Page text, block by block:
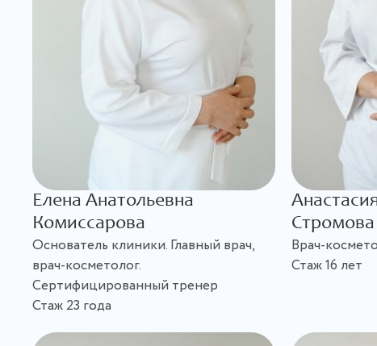
Елена Анатольевна
Комиссарова
Основатель клиники. Главный врач,
врач-косметолог.
Сертифицированный тренер
Стаж 23 года
Стромова
Врач-
Стаж 16 лет